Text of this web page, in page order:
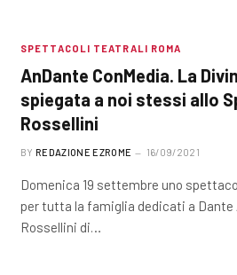
SPETTACOLI TEATRALI ROMA
AnDante ConMedia. La
spiegata a noi stessi allo
Rossellini
BY REDAZIONE EZROME 16/09/2021
Domenica 19 settembre uno
per tutta la famiglia dedicati a Dante
Rossellini di…